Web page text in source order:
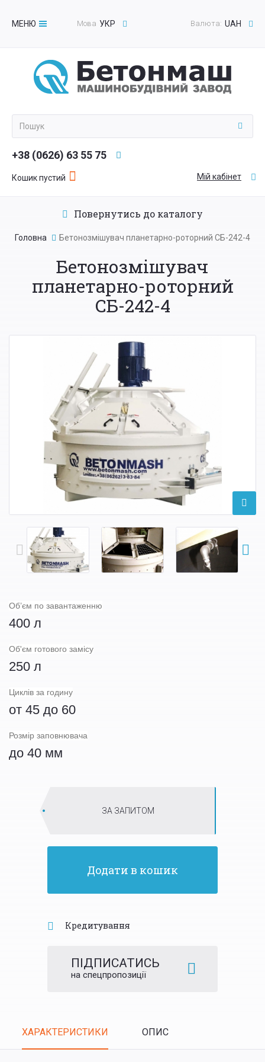
МЕНЮ
Toggle
Валюта: UAH
Мова УКР
+38 (0626) 63 55 75
Кошик пустий Мій кабінет
Повернутись до каталогу
Головна Бетонозмішувач планетарно-роторний СБ-242-4
Бетонозмішувач
планетарно-роторний
СБ-242-4
Об’єм по завантаженню
400 л
Об'єм готового замісу
250 л
Циклів за годину
от 45 до 60
Розмір заповнювача
до 40 мм
ЗА ЗАПИТОМ
Додати в кошик
Кредитування
ПІДПИСАТИСЬ
на спецпропозиції
Tabs
ХАРАКТЕРИСТИКИ ОПИС